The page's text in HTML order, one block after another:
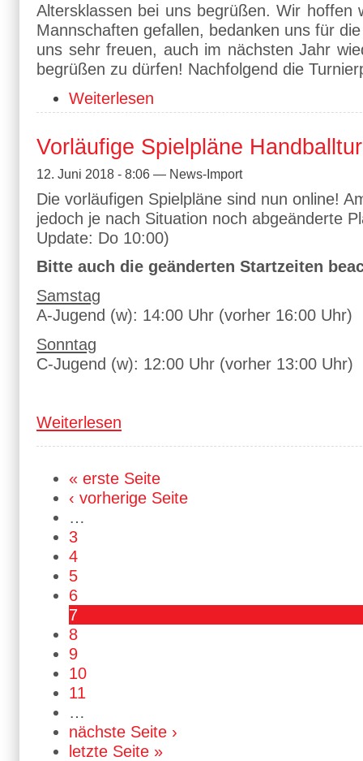
Altersklassen bei uns begrüßen. Wir hoffen
Mannschaften gefallen, bedanken uns für
uns sehr freuen, auch im nächsten Jahr
begrüßen zu dürfen! Nachfolgend die
Weiterlesen
Vorläufige Spielpläne
12. Juni 2018 - 8:06 — News-Import
Die vorläufigen Spielpläne sind nun online!
jedoch je nach Situation noch abgeänderte
Update: Do 10:00)
Bitte auch die geänderten Startzeiten
Samstag
A-Jugend (w): 14:00 Uhr (vorher 16:00 Uhr)
Sonntag
C-Jugend (w): 12:00 Uhr (vorher 13:00 Uhr)
Weiterlesen
« erste Seite
‹ vorherige Seite
…
3
4
5
6
7
8
9
10
11
…
nächste Seite ›
letzte Seite »